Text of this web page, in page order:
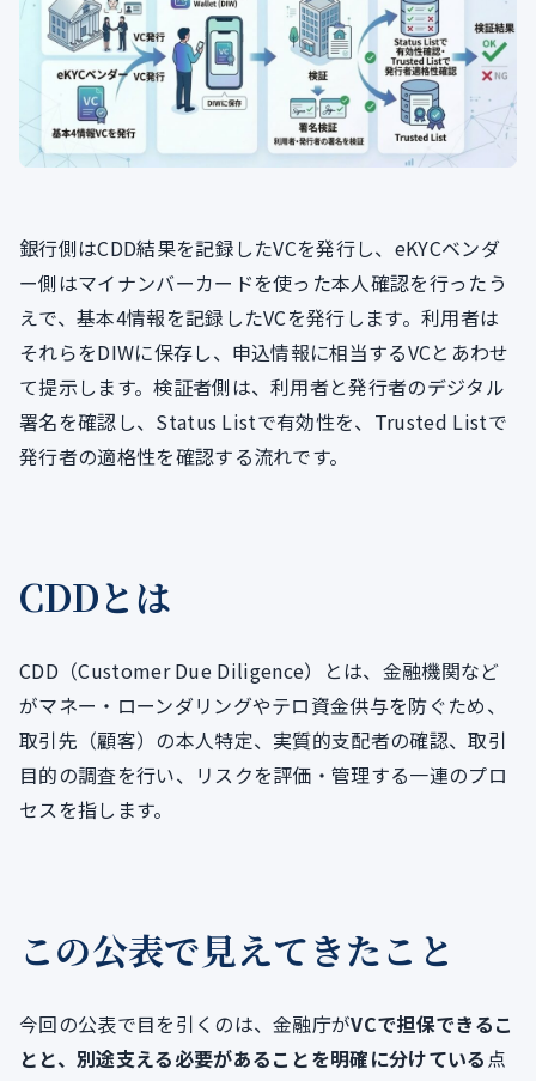
銀行側はCDD結果を記録したVCを発行し、eKYCベンダ
ー側はマイナンバーカードを使った本人確認を行ったう
えで、基本4情報を記録したVCを発行します。利用者は
それらをDIWに保存し、申込情報に相当するVCとあわせ
て提示します。検証者側は、利用者と発行者のデジタル
署名を確認し、Status Listで有効性を、Trusted Listで
発行者の適格性を確認する流れです。
CDDとは
CDD（Customer Due Diligence）とは、金融機関など
がマネー・ローンダリングやテロ資金供与を防ぐため、
取引先（顧客）の本人特定、実質的支配者の確認、取引
目的の調査を行い、リスクを評価・管理する一連のプロ
セスを指します。
この公表で見えてきたこと
今回の公表で目を引くのは、金融庁がVCで担保できるこ
とと、別途支える必要があることを明確に分けている 点